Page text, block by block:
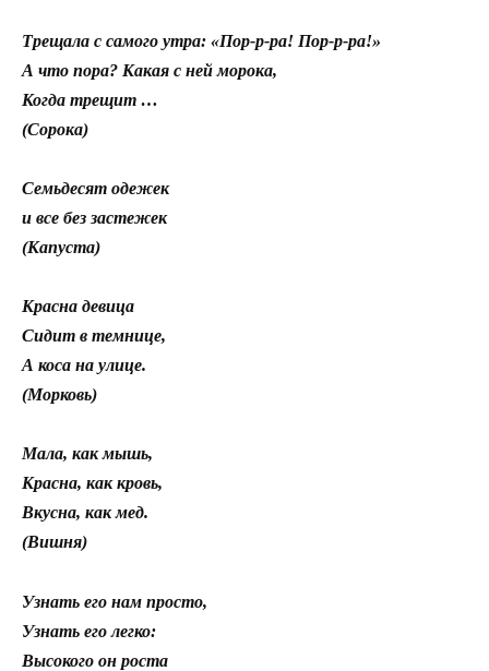
Трещала с самого утра: «Пор-р-ра! Пор-р-ра!»
А что пора? Какая с ней морока,
Когда трещит …
(Сорока)
Семьдесят одежек
и все без застежек
(Капуста)
Красна девица
Сидит в темнице,
А коса на улице.
(Морковь)
Мала, как мышь,
Красна, как кровь,
Вкусна, как мед.
(Вишня)
Узнать его нам просто,
Узнать его легко:
Высокого он роста